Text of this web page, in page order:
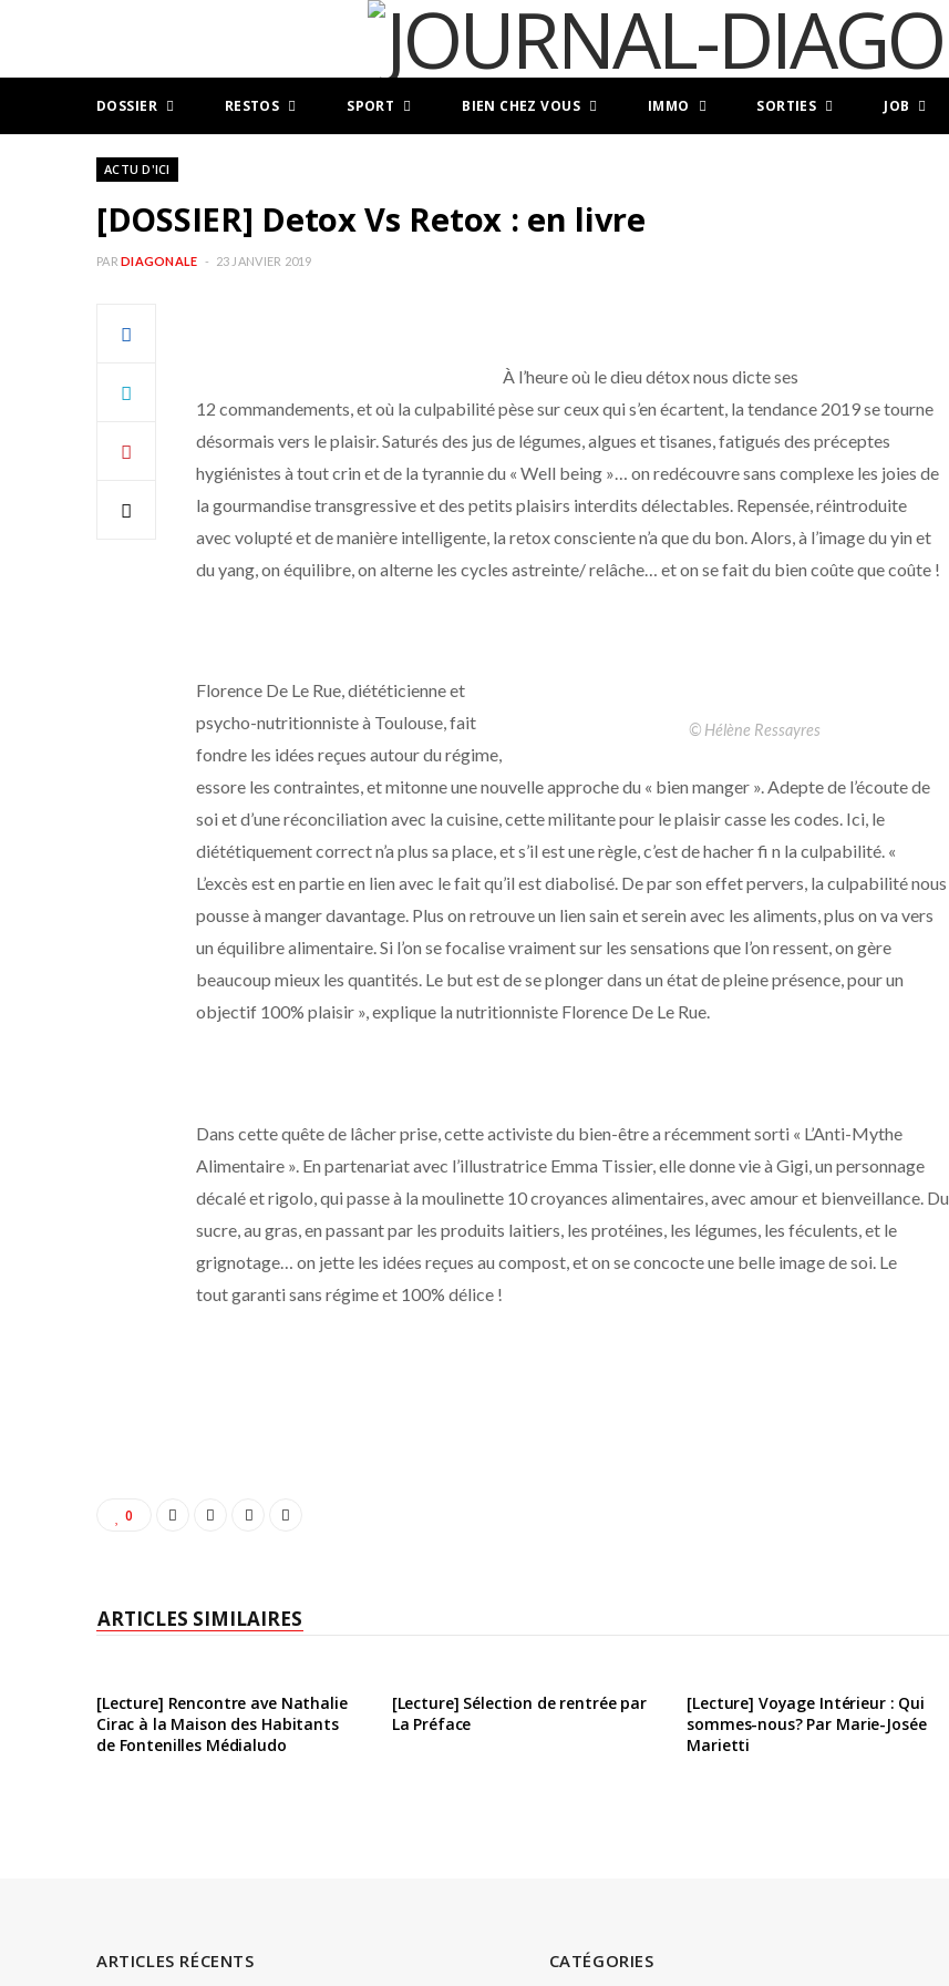
DOSSIER RESTOS SPORT BIEN CHEZ VOUS IMMO SORTIES JOB
ACTU D'ICI
[DOSSIER] Detox Vs Retox : en livre
PAR DIAGONALE 23 JANVIER 2019
À l’heure où le dieu détox nous dicte ses
12 commandements, et où la culpabilité pèse sur ceux qui s’en écartent, la tendance 2019 se tourne
désormais vers le plaisir. Saturés des jus de légumes, algues et tisanes, fatigués des préceptes
hygiénistes à tout crin et de la tyrannie du « Well being »… on redécouvre sans complexe les joies de
la gourmandise transgressive et des petits plaisirs interdits délectables. Repensée, réintroduite
avec volupté et de manière intelligente, la retox consciente n’a que du bon. Alors, à l’image du yin et
du yang, on équilibre, on alterne les cycles astreinte/ relâche… et on se fait du bien coûte que coûte !
© Hélène Ressayres
Florence De Le Rue, diététicienne et
psycho-nutritionniste à Toulouse, fait
fondre les idées reçues autour du régime,
essore les contraintes, et mitonne une nouvelle approche du « bien manger ». Adepte de l’écoute de
soi et d’une réconciliation avec la cuisine, cette militante pour le plaisir casse les codes. Ici, le
diététiquement correct n’a plus sa place, et s’il est une règle, c’est de hacher fi n la culpabilité. «
L’excès est en partie en lien avec le fait qu’il est diabolisé. De par son effet pervers, la culpabilité nous
pousse à manger davantage. Plus on retrouve un lien sain et serein avec les aliments, plus on va vers
un équilibre alimentaire. Si l’on se focalise vraiment sur les sensations que l’on ressent, on gère
beaucoup mieux les quantités. Le but est de se plonger dans un état de pleine présence, pour un
objectif 100% plaisir », explique la nutritionniste Florence De Le Rue.
Dans cette quête de lâcher prise, cette activiste du bien-être a récemment sorti « L’Anti-Mythe
Alimentaire ». En partenariat avec l’illustratrice Emma Tissier, elle donne vie à Gigi, un personnage
décalé et rigolo, qui passe à la moulinette 10 croyances alimentaires, avec amour et bienveillance. Du
sucre, au gras, en passant par les produits laitiers, les protéines, les légumes, les féculents, et le
grignotage… on jette les idées reçues au compost, et on se concocte une belle image de soi. Le
tout garanti sans régime et 100% délice !
0
ARTICLES SIMILAIRES
[Lecture] Rencontre ave Nathalie
Cirac à la Maison des Habitants
de Fontenilles Médialudo
[Lecture] Sélection de rentrée par
La Préface
[Lecture] Voyage Intérieur : Qui
sommes-nous? Par Marie-Josée
Marietti
ARTICLES RÉCENTS CATÉGORIES